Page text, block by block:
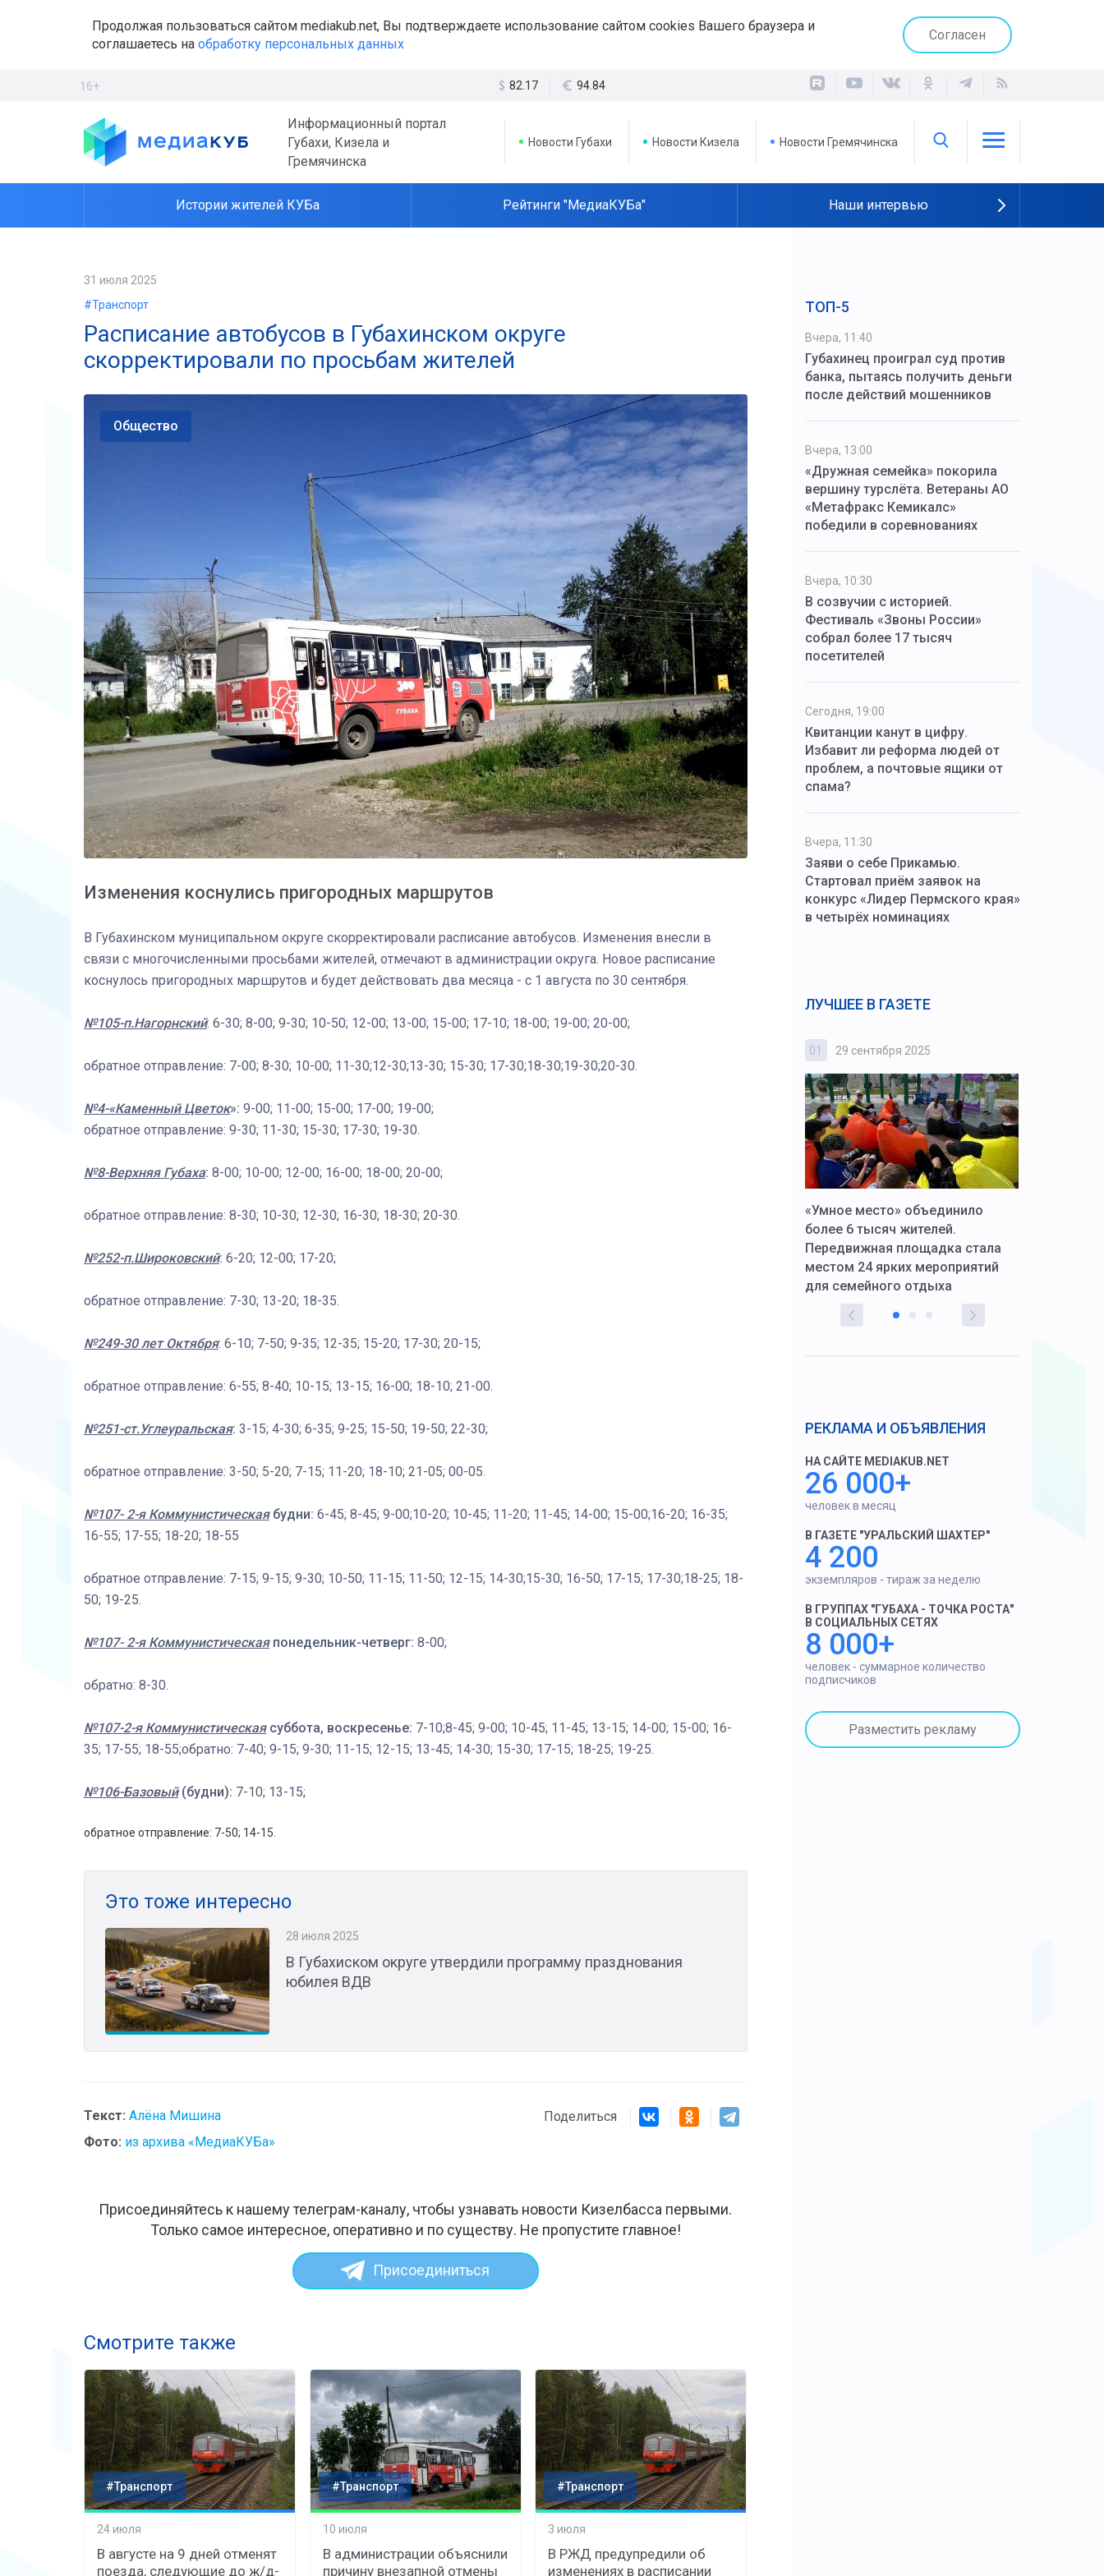
Продолжая пользоваться сайтом mediakub.net, Вы подтверждаете использование сайтом cookies Вашего браузера и
соглашаетесь на обработку персональных данных
Согласен
16+ 82.17 94.84
Информационный портал
Губахи, Кизела и
Гремячинска
Новости Губахи Новости Кизела Новости Гремячинска
Истории жителей КУБа Рейтинги "МедиаКУБа" Наши интервью
31 июля 2025
#Транспорт
Расписание автобусов в Губахинском округе
скорректировали по просьбам жителей
Общество
Изменения коснулись пригородных маршрутов
В Губахинском муниципальном округе скорректировали расписание автобусов. Изменения внесли в
связи с многочисленными просьбами жителей, отмечают в администрации округа. Новое расписание
коснулось пригородных маршрутов и будет действовать два месяца - с 1 августа по 30 сентября.
№105-п.Нагорнский: 6-30; 8-00; 9-30; 10-50; 12-00; 13-00; 15-00; 17-10; 18-00; 19-00; 20-00;
обратное отправление: 7-00; 8-30; 10-00; 11-30;12-30;13-30; 15-30; 17-30;18-30;19-30;20-30.
№4-«Каменный Цветок»: 9-00; 11-00; 15-00; 17-00; 19-00;
обратное отправление: 9-30; 11-30; 15-30; 17-30; 19-30.
№8-Верхняя Губаха: 8-00; 10-00; 12-00; 16-00; 18-00; 20-00;
обратное отправление: 8-30; 10-30; 12-30; 16-30; 18-30; 20-30.
№252-п.Широковский: 6-20; 12-00; 17-20;
обратное отправление: 7-30; 13-20; 18-35.
№249-30 лет Октября: 6-10; 7-50; 9-35; 12-35; 15-20; 17-30; 20-15;
обратное отправление: 6-55; 8-40; 10-15; 13-15; 16-00; 18-10; 21-00.
№251-ст.Углеуральская: 3-15; 4-30; 6-35; 9-25; 15-50; 19-50; 22-30;
обратное отправление: 3-50; 5-20; 7-15; 11-20; 18-10; 21-05; 00-05.
№107- 2-я Коммунистическаябудни: 6-45; 8-45; 9-00;10-20; 10-45; 11-20; 11-45; 14-00; 15-00;16-20; 16-35;
16-55; 17-55; 18-20; 18-55
обратное отправление: 7-15; 9-15; 9-30; 10-50; 11-15; 11-50; 12-15; 14-30;15-30; 16-50; 17-15; 17-30;18-25; 18-
50; 19-25.
№107- 2-я Коммунистическаяпонедельник-четверг: 8-00;
обратно: 8-30.
№107-2-я Коммунистическаясуббота, воскресенье: 7-10;8-45; 9-00; 10-45; 11-45; 13-15; 14-00; 15-00; 16-
35; 17-55; 18-55;обратно: 7-40; 9-15; 9-30; 11-15; 12-15; 13-45; 14-30; 15-30; 17-15; 18-25; 19-25.
№106-Базовый(будни): 7-10; 13-15;
обратное отправление: 7-50; 14-15.
Это тоже интересно
28 июля 2025
В Губахиском округе утвердили программу празднования
юбилея ВДВ
Текст: Алёна Мишина
Фото: из архива «МедиаКУБа»
Поделиться
Присоединяйтесь к нашему телеграм-каналу, чтобы узнавать новости Кизелбасса первыми.
Только самое интересное, оперативно и по существу. Не пропустите главное!
Присоединиться
Смотрите также
#Транспорт
24 июля
В августе на 9 дней отменят
поезда, следующие до ж/д-
#Транспорт
10 июля
В администрации объяснили
причину внезапной отмены
#Транспорт
3 июля
В РЖД предупредили об
изменениях в расписании
ТОП-5
Вчера, 11:40
Губахинец проиграл суд против
банка, пытаясь получить деньги
после действий мошенников
Вчера, 13:00
«Дружная семейка» покорила
вершину турслёта. Ветераны АО
«Метафракс Кемикалс»
победили в соревнованиях
Вчера, 10:30
В созвучии с историей.
Фестиваль «Звоны России»
собрал более 17 тысяч
посетителей
Сегодня, 19:00
Квитанции канут в цифру.
Избавит ли реформа людей от
проблем, а почтовые ящики от
спама?
Вчера, 11:30
Заяви о себе Прикамью.
Стартовал приём заявок на
конкурс «Лидер Пермского края»
в четырёх номинациях
ЛУЧШЕЕ В ГАЗЕТЕ
01 29 сентября 2025
«Умное место» объединило
более 6 тысяч жителей.
Передвижная площадка стала
местом 24 ярких мероприятий
для семейного отдыха
РЕКЛАМА И ОБЪЯВЛЕНИЯ
НА САЙТЕ MEDIAKUB.NET
26 000+
человек в месяц
В ГАЗЕТЕ "УРАЛЬСКИЙ ШАХТЕР"
4 200
экземпляров - тираж за неделю
В ГРУППАХ "ГУБАХА - ТОЧКА РОСТА"
В СОЦИАЛЬНЫХ СЕТЯХ
8 000+
человек - суммарное количество
подписчиков
Разместить рекламу